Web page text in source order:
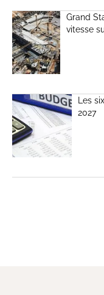
Grand
vitesse
Les
2027